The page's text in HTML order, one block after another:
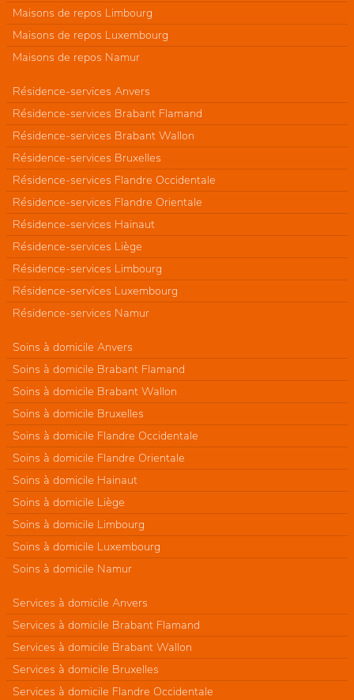
Maisons de repos Limbourg
Maisons de repos Luxembourg
Maisons de repos Namur
Résidence-services Anvers
Résidence-services Brabant Flamand
Résidence-services Brabant Wallon
Résidence-services Bruxelles
Résidence-services Flandre Occidentale
Résidence-services Flandre Orientale
Résidence-services Hainaut
Résidence-services Liège
Résidence-services Limbourg
Résidence-services Luxembourg
Résidence-services Namur
Soins à domicile Anvers
Soins à domicile Brabant Flamand
Soins à domicile Brabant Wallon
Soins à domicile Bruxelles
Soins à domicile Flandre Occidentale
Soins à domicile Flandre Orientale
Soins à domicile Hainaut
Soins à domicile Liège
Soins à domicile Limbourg
Soins à domicile Luxembourg
Soins à domicile Namur
Services à domicile Anvers
Services à domicile Brabant Flamand
Services à domicile Brabant Wallon
Services à domicile Bruxelles
Services à domicile Flandre Occidentale